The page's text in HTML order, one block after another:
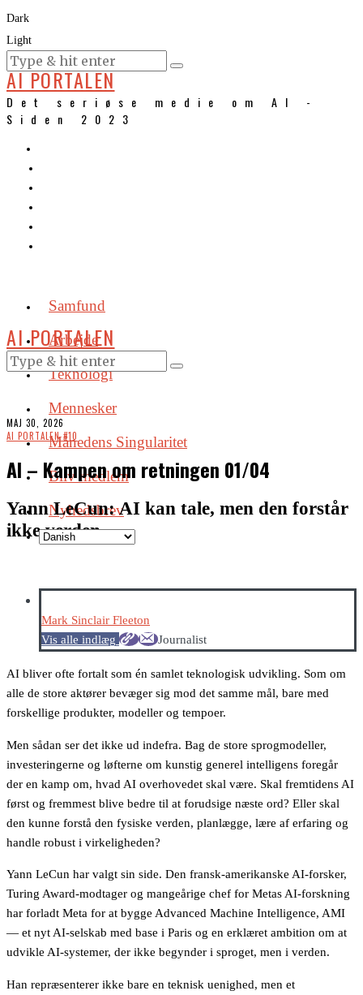
Dark
Light
KURSER
AI PORTALEN
Det seriøse medie om AI -
Siden 2023
Samfund
Arbejde
Teknologi
Mennesker
Månedens Singularitet
Bliv medlem
Nyhedsbrev
AI PORTALEN
MAJ 30, 2026
AI PORTALEN #10
AI – Kampen om retningen 01/04
Yann LeCun: AI kan tale, men den forstår
ikke verden
Mark Sinclair Fleeton
Vis alle indlæg
Journalist
AI bliver ofte fortalt som én samlet teknologisk udvikling. Som om
alle de store aktører bevæger sig mod det samme mål, bare med
forskellige produkter, modeller og tempoer.
Men sådan ser det ikke ud indefra. Bag de store sprogmodeller,
investeringerne og løfterne om kunstig generel intelligens foregår
der en kamp om, hvad AI overhovedet skal være. Skal fremtidens AI
først og fremmest blive bedre til at forudsige næste ord? Eller skal
den kunne forstå den fysiske verden, planlægge, lære af erfaring og
handle robust i virkeligheden?
Yann LeCun har valgt sin side. Den fransk-amerikanske AI-forsker,
Turing Award-modtager og mangeårige chef for Metas AI-forskning
har forladt Meta for at bygge Advanced Machine Intelligence, AMI
— et nyt AI-selskab med base i Paris og en erklæret ambition om at
udvikle AI-systemer, der ikke begynder i sproget, men i verden.
Han repræsenterer ikke bare en teknisk uenighed, men et